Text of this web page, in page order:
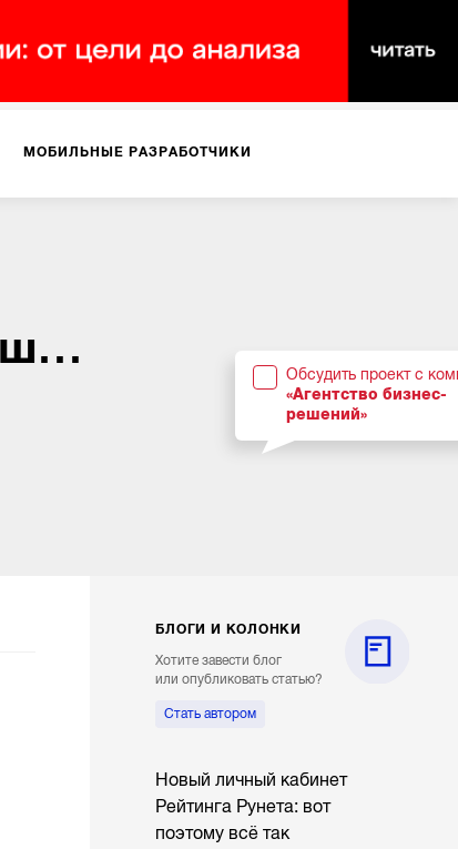
МОБИЛЬНЫЕ РАЗРАБОТЧИКИ
«Агентство бизнес-решений»
Обсудить проект с
«Агентство бизнес-
решений»
БЛОГИ И КОЛОНКИ
Хотите завести блог
или опубликовать статью?
Стать автором
Новый личный кабинет
Рейтинга Рунета: вот
поэтому всё так